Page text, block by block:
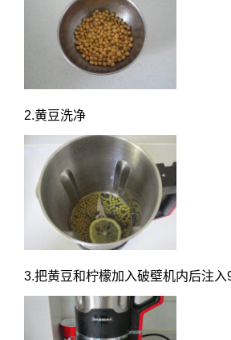
2.黄豆洗净
3.把黄豆和柠檬加入破壁机内后注入